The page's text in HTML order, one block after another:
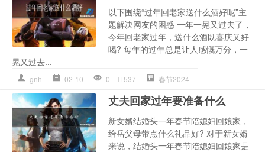
以下围绕“过年回老家送什么酒好呢”主
题解决网友的困惑 一年一晃又过去了，
今年回老家过年，送什么酒既喜庆又好
喝? 每年的过年总是让人感慨万分，一
晃又过去...
gnh 02-10 0 537 春节2024
丈夫回家过年要准备什么
新女婿结婚头一年春节陪媳妇回娘家，
给岳父母带点什么礼品好? 对于新女婿
来说，结婚头一年春节陪媳妇回娘家是